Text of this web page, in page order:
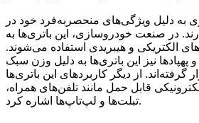
به دلیل ویژگی‌های منحصربه‌فرد خود در
در صنعت خودروسازی، این باتری‌ها به
الکتریکی و هیبریدی استفاده می‌شوند.
نیز این باتری‌ها به دلیل وزن سبک
گرفته‌اند. از دیگر کاربردهای این باتری‌ها
قابل حمل مانند تلفن‌های همراه،
تبلت‌ها و لپ‌تاپ‌ها اشاره کرد.